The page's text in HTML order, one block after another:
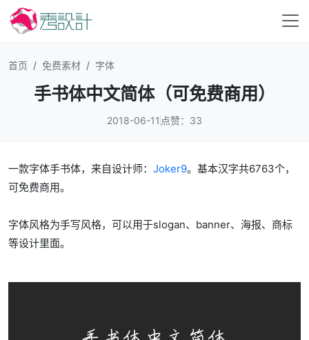
首页 免费素材 字体
手书体中文简体（可免费商用）
2018-06-11 点赞：33
一款字体手书体，来自设计师： Joker9。基本汉字共6763个，
可免费商用。
字体风格为手写风格，可以用于slogan、banner、海报、商标
等设计里面。